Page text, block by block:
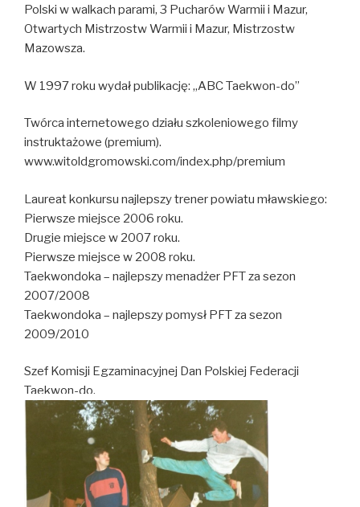
Polski w walkach parami, 3 Pucharów Warmii i Mazur,
Otwartych Mistrzostw Warmii i Mazur, Mistrzostw
Mazowsza.
W 1997 roku wydał publikację: „ABC Taekwon-do”
Twórca internetowego działu szkoleniowego filmy
instruktażowe (premium).
www.witoldgromowski.com/index.php/premium
Laureat konkursu najlepszy trener powiatu mławskiego:
Pierwsze miejsce 2006 roku.
Drugie miejsce w 2007 roku.
Pierwsze miejsce w 2008 roku.
Taekwondoka – najlepszy menadżer PFT za sezon
2007/2008
Taekwondoka – najlepszy pomysł PFT za sezon
2009/2010
Szef Komisji Egzaminacyjnej Dan Polskiej Federacji
Taekwon-do.